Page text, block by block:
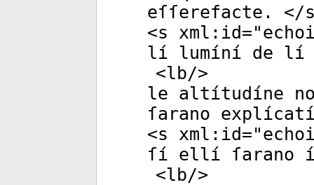
eſſerefacte. </
<s xml:id="
lí lumíní de lí
<lb/>
le altítudíne
ſarano
<s xml:id="
ſí ellí ſarano
<lb/>